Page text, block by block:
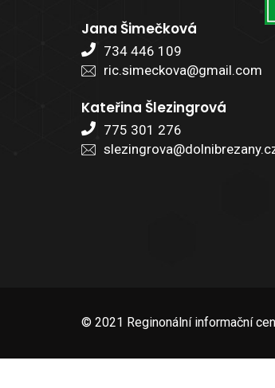
Jana Šimečková
734 446 109
ric.simeckova@gmail.com
Kateřina Šlezingrová
775 301 276
© 2021 Reginonální informační